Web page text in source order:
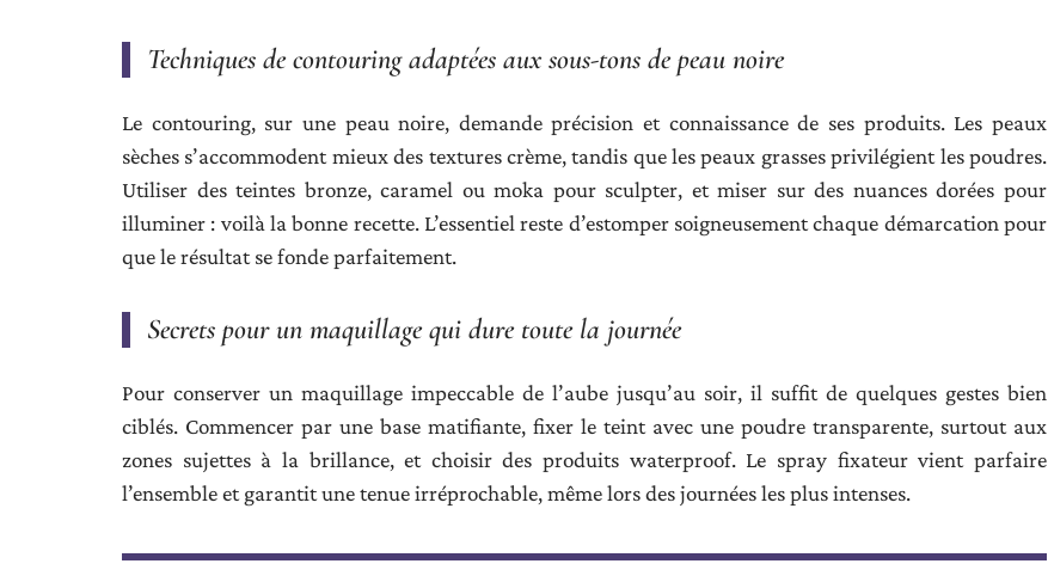
Techniques de contouring adaptées aux sous-tons de peau noire
Le contouring, sur une peau noire, demande précision et connaissance de ses produits. Les peaux
sèches s’accommodent mieux des textures crème, tandis que les peaux grasses privilégient les poudres.
Utiliser des teintes bronze, caramel ou moka pour sculpter, et miser sur des nuances dorées pour
illuminer : voilà la bonne recette. L’essentiel reste d’estomper soigneusement chaque démarcation pour
que le résultat se fonde parfaitement.
Secrets pour un maquillage qui dure toute la journée
Pour conserver un maquillage impeccable de l’aube jusqu’au soir, il suffit de quelques gestes bien
ciblés. Commencer par une base matifiante, fixer le teint avec une poudre transparente, surtout aux
zones sujettes à la brillance, et choisir des produits waterproof. Le spray fixateur vient parfaire
l’ensemble et garantit une tenue irréprochable, même lors des journées les plus intenses.